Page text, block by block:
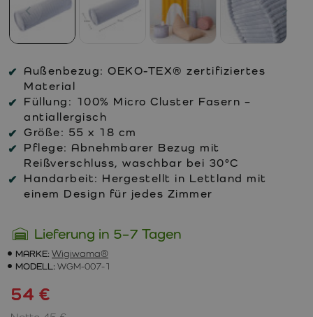
Außenbezug: OEKO-TEX® zertifiziertes
Material
Füllung: 100% Micro Cluster Fasern –
antiallergisch
Größe: 55 x 18 cm
Pflege: Abnehmbarer Bezug mit
Reißverschluss, waschbar bei 30°C
Handarbeit: Hergestellt in Lettland mit
einem Design für jedes Zimmer
Lieferung in 5–7 Tagen
MARKE: Wigiwama®
MODELL: WGM-007-1
54 €